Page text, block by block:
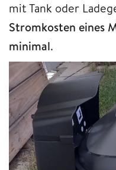
mit Tank oder
Stromkosten eines
minimal.